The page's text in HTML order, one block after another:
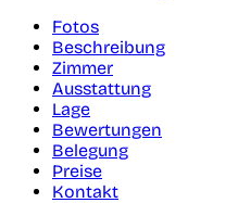
Fotos
Beschreibung
Zimmer
Ausstattung
Lage
Bewertungen
Belegung
Preise
Kontakt